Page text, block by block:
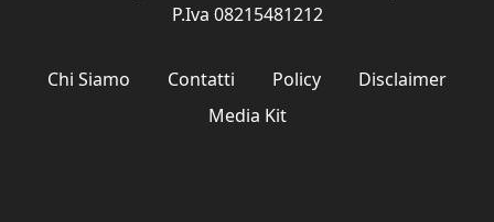
P.Iva 08215481212
Chi Siamo Contatti Policy
Disclaimer
Media Kit